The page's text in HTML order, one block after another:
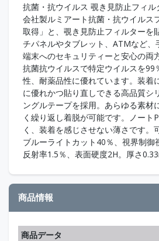
抗菌・抗ウイルス 覗き見防止フィ
会社製ルミアート抗菌・抗ウイルス
取得」と、覗き見防止フィルターを
チパネルやタブレット、ATMなど、
端末へのセキュリティーと安心の両
抗菌抗ウイルスで特定ウイルスを99
性、耐薬品性に優れています。装着
に優れかつ貼り直しできる高品質シ
ングルテープを採用。あらゆる素材
く繰り返し着脱が可能です。ノート
く、装着を感じさせない薄さです。
ブルーライトカット40％、視界制御
反射率1.5％、表面硬度2H。厚さ
商品情報
商品データ